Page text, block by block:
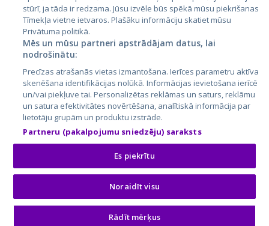
City24.lv
City24.ee
GetaPro.lv
GetaPro.ee
Skelbiu.lt
Autoplius.lt
Aruodas.lt
Kainos.lt
Paslaugos.lt
auto24.ee
KV.ee
Osta.ee
KuldneBörs.ee
stūrī, ja tāda ir redzama. Jūsu izvēle būs spēkā mūsu piekrišanas
Tīmekļa vietne ietvaros. Plašāku informāciju skatiet mūsu
Privātuma politikā.
Mēs un mūsu partneri apstrādājam datus, lai
nodrošinātu:
Precīzas atrašanās vietas izmantošana. Ierīces parametru aktīva
skenēšana identifikācijas nolūkā. Informācijas ievietošana ierīcē
un/vai piekļuve tai. Personalizētas reklāmas un saturs, reklāmu
un satura efektivitātes novērtēšana, analītiskā informācija par
lietotāju grupām un produktu izstrāde.
Partneru (pakalpojumu sniedzēju) saraksts
Es piekrītu
Noraidīt visu
Rādīt mērķus